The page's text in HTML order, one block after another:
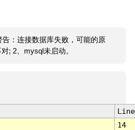
告：连接数据库失败，可能的原
; 2、mysql未启动。
Line
14